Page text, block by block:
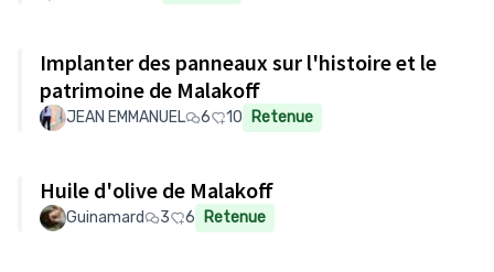
Implanter des panneaux sur l'histoire et le
patrimoine de Malakoff
JEAN EMMANUEL 6 10 Retenue
Huile d'olive de Malakoff
Guinamard 3 6 Retenue